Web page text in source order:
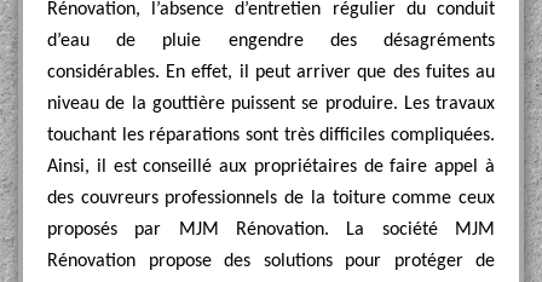
Rénovation, l’absence d’entretien régulier du conduit
d’eau de pluie engendre des désagréments
considérables. En effet, il peut arriver que des fuites au
niveau de la gouttière puissent se produire. Les travaux
touchant les réparations sont très difficiles compliquées.
Ainsi, il est conseillé aux propriétaires de faire appel à
des couvreurs professionnels de la toiture comme ceux
proposés par MJM Rénovation. La société MJM
Rénovation propose des solutions pour protéger de